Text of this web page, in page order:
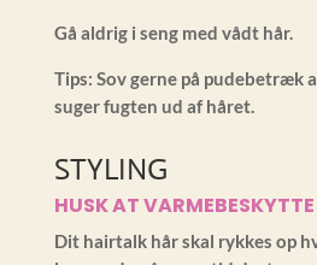
Gå aldrig i seng med vådt hår.
Tips: Sov gerne på pudebetræk
suger fugten ud af håret.
STYLING
HUSK AT VARMEBESKYTTE
Dit hairtalk hår skal rykkes op